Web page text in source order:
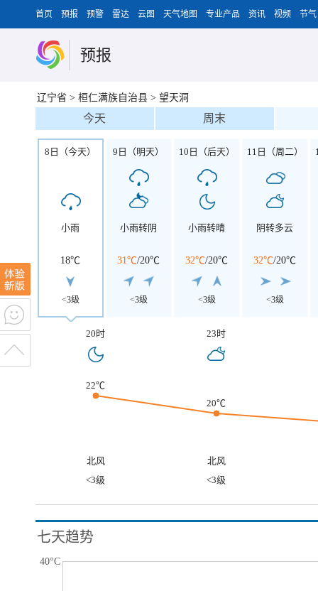
首页 预报 预警 雷达 云图 天气地图 专业产品 资讯 视频 节气
预报
辽宁省 > 桓仁满族自治县 > 望天洞
今天 周末
8日（今天）
小雨
18℃
<3级
9日（明天）
小雨转阴
31℃/20℃
<3级
10日（后天）
小雨转晴
32℃/20℃
<3级
11日（周二）
阴转多云
32℃/20℃
<3级
20时 23时
22℃
20℃
北风
北风
<3级
<3级
七天趋势
40°C